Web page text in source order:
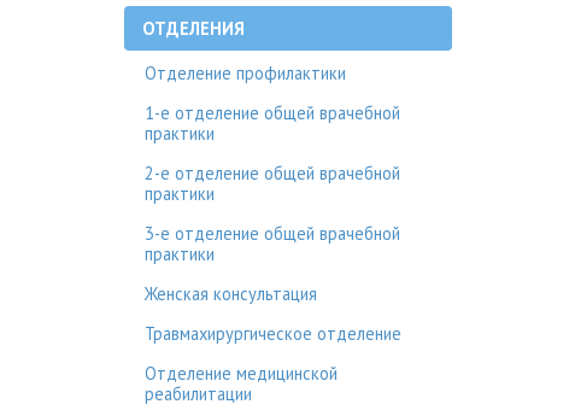
ОТДЕЛЕНИЯ
Отделение профилактики
1-е отделение общей врачебной
практики
2-е отделение общей врачебной
практики
3-е отделение общей врачебной
практики
Женская консультация
Травмахирургическое отделение
Отделение медицинской
реабилитации